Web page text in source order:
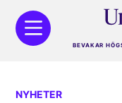
BEVAKAR
NYHETER